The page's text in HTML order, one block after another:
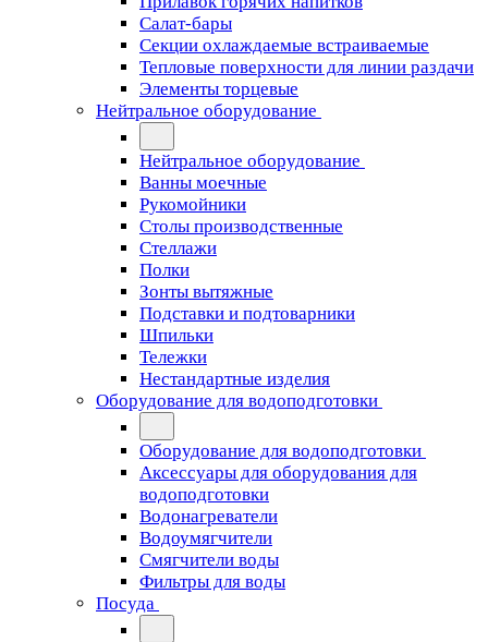
Салат-бары
Секции охлаждаемые встраиваемые
Тепловые поверхности для линии раздачи
Элементы торцевые
Нейтральное оборудование
Нейтральное оборудование
Ванны моечные
Рукомойники
Столы производственные
Стеллажи
Полки
Зонты вытяжные
Подставки и подтоварники
Шпильки
Тележки
Нестандартные изделия
Оборудование для водоподготовки
Оборудование для водоподготовки
Аксессуары для оборудования для
водоподготовки
Водонагреватели
Водоумягчители
Смягчители воды
Фильтры для воды
Посуда